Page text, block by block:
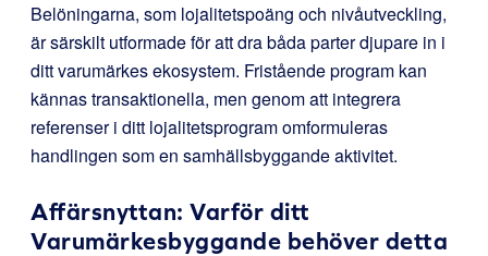
Belöningarna, som lojalitetspoäng och nivåutveckling,
är särskilt utformade för att dra båda parter djupare in i
ditt varumärkes ekosystem. Fristående program kan
kännas transaktionella, men genom att integrera
referenser i ditt lojalitetsprogram omformuleras
handlingen som en samhällsbyggande aktivitet.
Affärsnyttan: Varför ditt
Varumärkesbyggande behöver detta